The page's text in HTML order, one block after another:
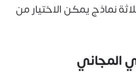
نماذج يمكن الاختيار من
المجاني